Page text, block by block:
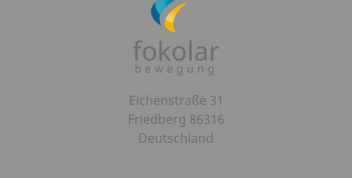
Eichenstraße 31
Friedberg 86316
Deutschland